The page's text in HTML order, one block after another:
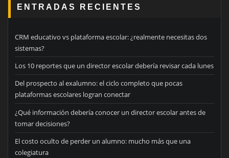
ENTRADAS RECIENTES
CRM educativo vs plataforma escolar: ¿realmente necesitas dos
sistemas?
Los 10 reportes que un director escolar debería revisar cada lunes
Del prospecto al exalumno: el ciclo completo que pocas
plataformas escolares logran conectar
¿Qué información debería conocer un director escolar antes de
tomar decisiones?
El costo oculto de perder un alumno: mucho más que una
colegiatura